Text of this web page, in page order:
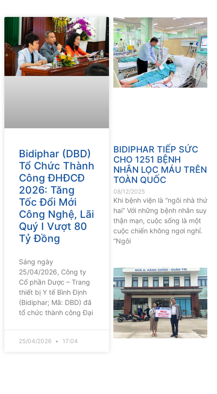
Bidiphar (DBD)
Tổ Chức Thành
Công ĐHĐCĐ
2026: Tăng
Tốc Đổi Mới
Công Nghệ, Lãi
Quý I Vượt 80
Tỷ Đồng
Sáng ngày
25/04/2026, Công ty
Cổ phần Dược – Trang
thiết bị Y tế Bình Định
(Bidiphar; Mã: DBD) đã
tổ chức thành công Đại
25/04/2026 17:04
BIDIPHAR TIẾP SỨC
CHO 1251 BỆNH
NHÂN LỌC MÁU TRÊN
TOÀN QUỐC
08/12/2025
Khi bệnh viện là “ngôi nhà thứ
hai” Với những bệnh nhân suy
thận mạn, cuộc sống là một
cuộc chiến không ngơi nghỉ.
“Ngôi